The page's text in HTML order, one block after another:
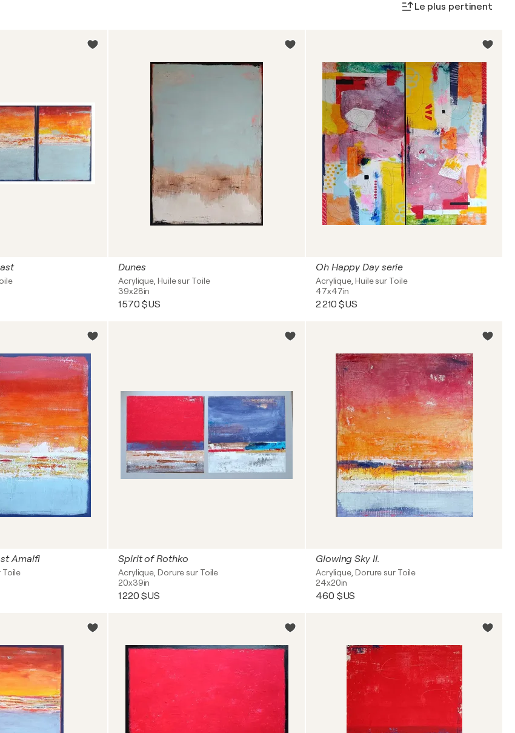
Le plus pertinent
Dunes
Acrylique, Huile sur Toile
39x28in
1 570 $US
Oh Happy Day serie
Acrylique, Huile sur Toile
47x47in
2 210 $US
Amalfi
Toile
Spirit of Rothko
Acrylique, Dorure sur Toile
20x39in
1 220 $US
Glowing Sky II.
Acrylique, Dorure sur Toile
24x20in
460 $US